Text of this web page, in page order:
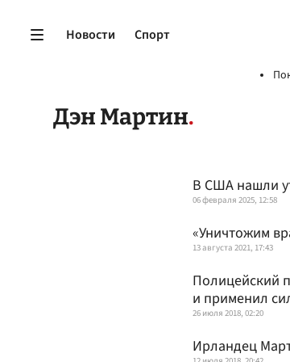
Новости Спорт
Дэн Мартин
В США нашли
06 февраля 2025, 12:58
«Уничтожим
13 августа 2021, 17:43
Полицейский
и применил
26 июля 2018, 02:20
Ирландец